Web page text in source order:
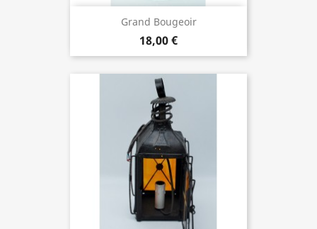
Grand Bougeoir
18,00 €